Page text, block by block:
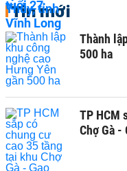
Tin mới
Thành
500 ha
TP HCM
Chợ Gà -